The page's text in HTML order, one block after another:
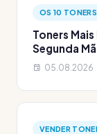
OS 10
Toners
Segunda
05.08.2026 ·
VENDER